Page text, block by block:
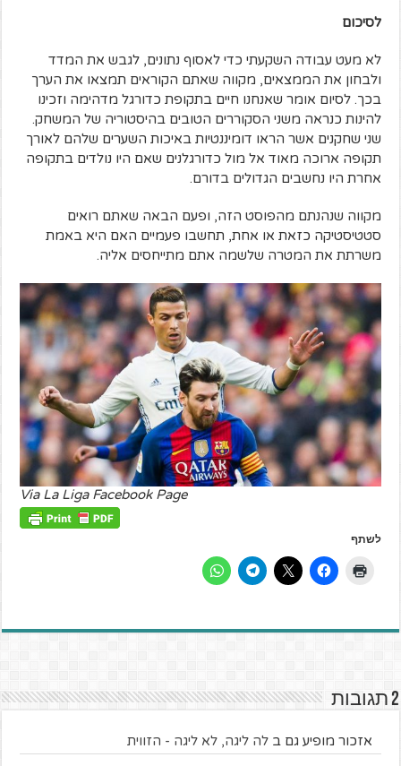
לסיכום
לא מעט עבודה השקעתי כדי לאסוף נתונים, לגבש את המדד
ולבחון את הממצאים, מקווה שאתם הקוראים תמצאו את הערך
בכך. לסיום אומר שאנחנו חיים בתקופת כדורגל מדהימה וזכינו
להינות כנראה משני הסקוררים הטובים בהיסטוריה של המשחק.
שני שחקנים אשר הראו דומיננטיות באיכות השערים שלהם לאורך
תקופה ארוכה מאוד אל מול כדורגלנים שאם היו נולדים בתקופה
אחרת היו נחשבים הגדולים בדורם.
מקווה שנהנתם מהפוסט הזה, ופעם הבאה שאתם רואים
סטטיסטיקה כזאת או אחת, תחשבו פעמיים האם היא באמת
משרתת את המטרה שלשמה אתם מתייחסים אליה.
Via La Liga Facebook Page
לשתף
2 תגובות
אזכור מופיע גם בלה ליגה, לא ליגה - הזווית